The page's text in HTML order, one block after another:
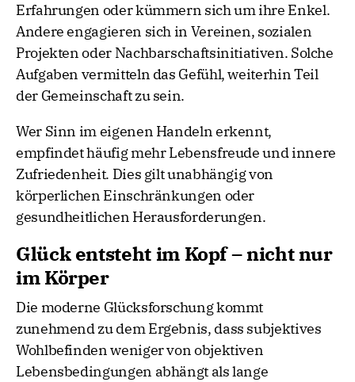
Erfahrungen oder kümmern sich um ihre Enkel.
Andere engagieren sich in Vereinen, sozialen
Projekten oder Nachbarschaftsinitiativen. Solche
Aufgaben vermitteln das Gefühl, weiterhin Teil
der Gemeinschaft zu sein.
Wer Sinn im eigenen Handeln erkennt,
empfindet häufig mehr Lebensfreude und innere
Zufriedenheit. Dies gilt unabhängig von
körperlichen Einschränkungen oder
gesundheitlichen Herausforderungen.
Glück entsteht im Kopf – nicht nur
im Körper
Die moderne Glücksforschung kommt
zunehmend zu dem Ergebnis, dass subjektives
Wohlbefinden weniger von objektiven
Lebensbedingungen abhängt als lange